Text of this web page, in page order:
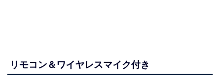
リモコン＆ワイヤレスマイク付き